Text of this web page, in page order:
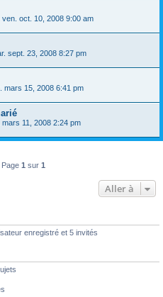
ven. oct. 10, 2008 9:00 am
sept. 23, 2008 8:27 pm
mars 15, 2008 6:41 pm
mars 11, 2008 2:24 pm
Page 1 sur 1
Aller à
enregistré et 5 invités